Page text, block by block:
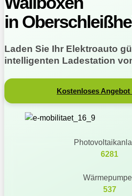
in
Laden Sie Ihr Elektroauto
intelligenten Ladestation
Kostenloses Angebot
6281
537